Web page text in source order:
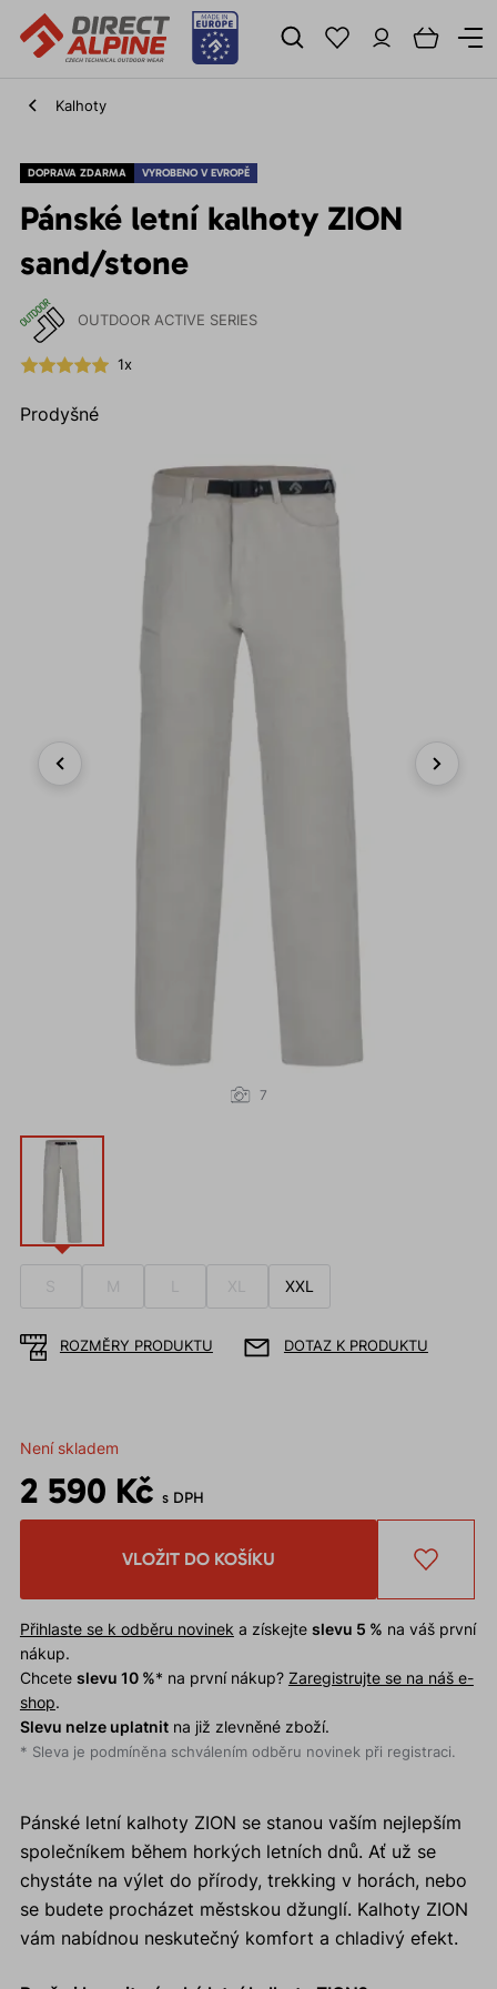
Kalhoty
DOPRAVA ZDARMA VYROBENO V EVROPĚ
Pánské letní kalhoty ZION
sand/stone
OUTDOOR ACTIVE SERIES
1x
Prodyšné
7
S M XL XXL
ROZMĚRY PRODUKTU DOTAZ K PRODUKTU
Není skladem
2 590 Kč s DPH
VLOŽIT DO KOŠÍKU
Přihlaste se k odběru novinek a získejte slevu 5 % na váš první
nákup.
Chcete slevu 10 %* na první nákup? Zaregistrujte se na náš e-
shop.
Slevu nelze uplatnitna již zlevněné zboží.
* Sleva je podmíněna schválením odběru novinek při registraci.
Pánské letní kalhoty ZION se stanou vaším nejlepším
společníkem během horkých letních dnů. Ať už se
chystáte na výlet do přírody, trekking v horách, nebo
se budete procházet městskou džunglí. Kalhoty ZION
vám nabídnou neskutečný komfort a chladivý efekt.